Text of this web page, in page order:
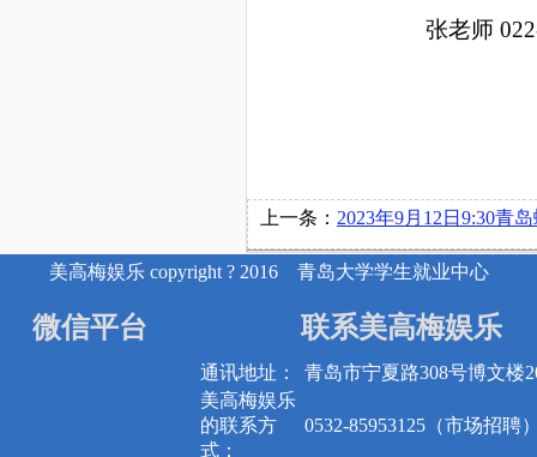
张老师
上一条： 2023年9月12日9:30青岛蟒源教育科技集团有限公司在博文楼
美高梅娱乐 copyright ? 2016 青岛大学学生就业中心
微信平台 联系美高梅娱乐
通讯地址：
青岛市宁夏路308号博文楼
美高梅娱乐
的联系方
式：
0532-85953125（市场招聘